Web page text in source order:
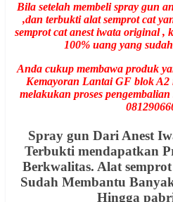
Bila setelah membeli spray gun
,dan terbukti alat semprot cat
semprot cat anest iwata original ,
100% uang yang
Anda cukup membawa produk
Kemayoran Lantai GF blok A2
melakukan proses
Spray gun Dari Anest
Terbukti mendapatkan
Berkwalitas. Alat
Sudah Membantu
Hingga